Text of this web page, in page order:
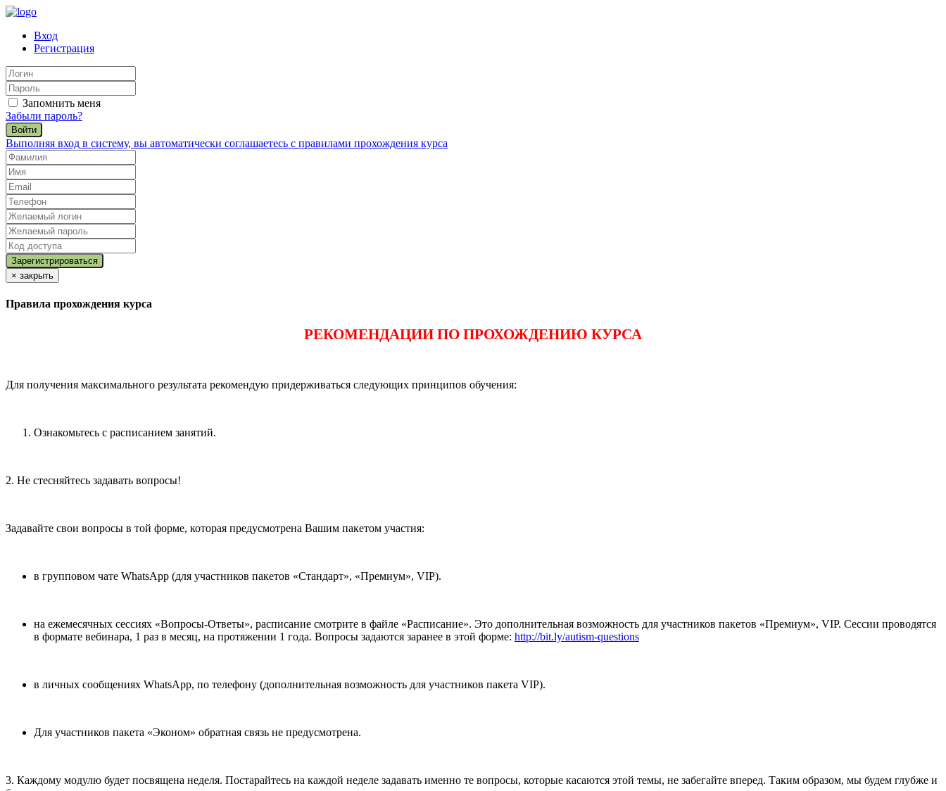
Вход
Регистрация
Запомнить меня
Забыли пароль?
Войти
Выполняя вход в систему, вы автоматически соглашаетесь с правилами прохождения курса
× закрыть
Правила прохождения курса
РЕКОМЕНДАЦИИ ПО ПРОХОЖДЕНИЮ КУРСА
Для получения максимального результата рекомендую придерживаться следующих принципов обучения:
Ознакомьтесь с расписанием занятий.
2. Не стесняйтесь задавать вопросы!
Задавайте свои вопросы в той форме, которая предусмотрена Вашим пакетом участия:
в групповом чате WhatsApp (для участников пакетов «Стандарт», «Премиум», VIP).
на ежемесячных сессиях «Вопросы-Ответы», расписание смотрите в файле «Расписание». Это дополнительная возможность для участников пакетов «Премиум», VIP. Сессии проводятся
в формате вебинара, 1 раз в месяц, на протяжении 1 года. Вопросы задаются заранее в этой форме: http://bit.ly/autism-questions
в личных сообщениях WhatsApp, по телефону (дополнительная возможность для участников пакета VIP).
Для участников пакета «Эконом» обратная связь не предусмотрена.
3. Каждому модулю будет посвящена неделя. Постарайтесь на каждой неделе задавать именно те вопросы, которые касаются этой темы, не забегайте вперед. Таким образом, мы будем глубже и